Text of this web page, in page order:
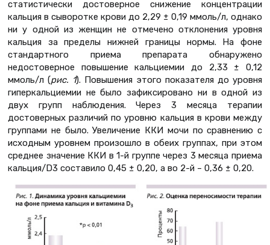
статистически достоверное снижение концентрации
кальция в сыворотке крови до 2,29 ± 0,19 ммоль/л, однако
ни у одной из женщин не отмечено отклонения уровня
кальция за пределы нижней границы нормы. На фоне
стандартного приема препарата обнаружено
недостоверное повышение кальциемии до 2,33 ± 0,12
ммоль/л (рис. 1). Повышения этого показателя до уровня
гиперкальциемии не было зафиксировано ни в одной из
двух групп наблюдения. Через 3 месяца терапии
достоверных различий по уровню кальция в крови между
группами не было. Увеличение ККИ мочи по сравнению с
исходным уровнем произошло в обеих группах, при этом
среднее значение ККИ в 1-й группе через 3 месяца приема
кальция/D3 составило 0,45 ± 0,20, а во 2-й – 0,36 ± 0,20.